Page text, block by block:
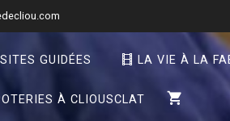
GUIDÉES LA VIE À LA
À CLIOUSCLAT